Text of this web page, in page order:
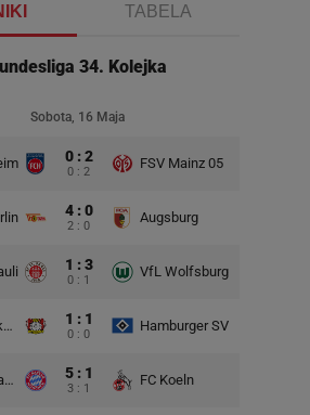
TABELA
34. Kolejka
Sobota, 16 Maja
0 : 2
0 : 2
FSV Mainz 05
4 : 0
2 : 0
Augsburg
1 : 3
0 : 1
VfL Wolfsburg
Bayer Leverkusen 1 : 1
0 : 0
Hamburger SV
Bayern Monachium 5 : 1
3 : 1
FC Koeln